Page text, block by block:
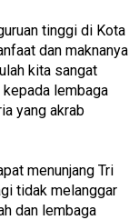
tinggi di Kota
dan maknanya
kita sangat
lembaga
yang akrab
menunjang Tri
tidak melanggar
dan lembaga